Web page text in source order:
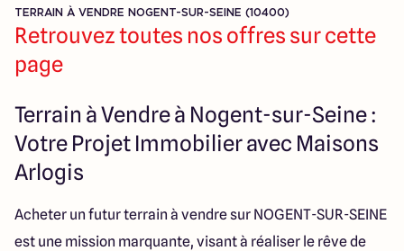
Qui sommes-nous
Maisons ARLOGIS Aube
40 Route de Troyes
10120 Saint-Germain
4.6 4.8
TERRAIN À VENDRE NOGENT-SUR-SEINE (10400)
Retrouvez toutes nos offres sur cette
page
Terrain à Vendre à Nogent-sur-Seine :
Votre Projet Immobilier avec Maisons
Arlogis
Acheter un futur terrain à vendre sur NOGENT-SUR-SEINE
est une mission marquante, visant à réaliser le rêve de